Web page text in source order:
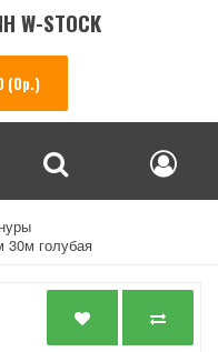
W-STOCK
(0р.)
30м голубая